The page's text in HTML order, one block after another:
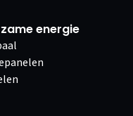
energie